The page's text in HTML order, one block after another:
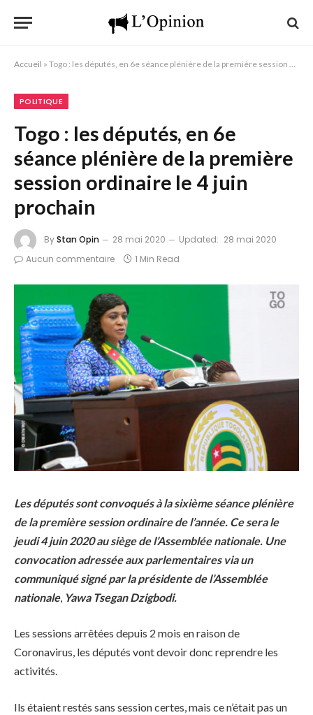
Accueil » Togo : les députés, en 6e séance plénière de la première session ordinaire le 4 juin prochain
POLITIQUE
Togo : les députés, en 6e
séance plénière de la première
session ordinaire le 4 juin
prochain
ByStan Opin 28 mai 2020 Updated: 28 mai 2020
Aucun commentaire
1 Min Read
Les députés sont convoqués à la sixième séance plénière
de la première session ordinaire de l’année. Ce sera le
jeudi 4 juin 2020 au siège de l’Assemblée nationale. Une
convocation adressée aux parlementaires via un
communiqué signé par la présidente de l’Assemblée
nationale, Yawa Tsegan Dzigbodi.
Les sessions arrêtées depuis 2 mois en raison de
Coronavirus, les députés vont devoir donc reprendre les
activités.
Ils étaient restés sans session certes, mais ce n’était pas un